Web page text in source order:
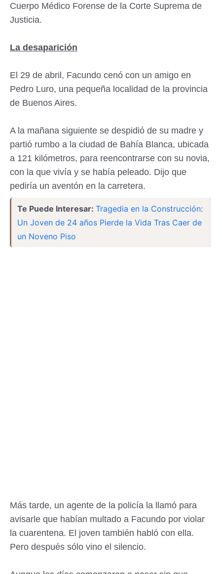
Cuerpo Médico Forense de la Corte Suprema de
Justicia.
La desaparición
El 29 de abril, Facundo cenó con un amigo en
Pedro Luro, una pequeña localidad de la provincia
de Buenos Aires.
A la mañana siguiente se despidió de su madre y
partió rumbo a la ciudad de Bahía Blanca, ubicada
a 121 kilómetros, para reencontrarse con su novia,
con la que vivía y se había peleado. Dijo que
pediría un aventón en la carretera.
Te Puede Interesar: Tragedia en la Construcción:
Un Joven de 24 años Pierde la Vida Tras Caer de
un Noveno Piso
Más tarde, un agente de la policía la llamó para
avisarle que habían multado a Facundo por violar
la cuarentena. El joven también habló con ella.
Pero después sólo vino el silencio.